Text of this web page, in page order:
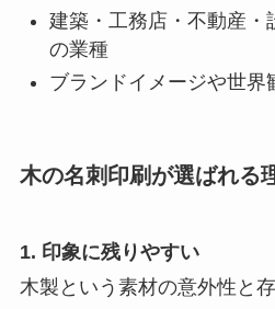
建築・工務店・不動産・
の業種
ブランドイメージや世界
木の名刺印刷が選ばれる
1. 印象に残りやすい
木製という素材の意外性と